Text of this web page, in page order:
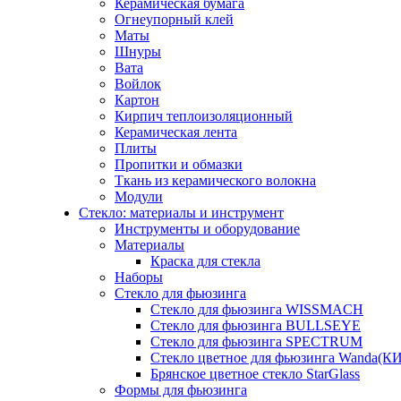
Керамическая бумага
Огнеупорный клей
Маты
Шнуры
Вата
Войлок
Картон
Кирпич теплоизоляционный
Керамическая лента
Плиты
Пропитки и обмазки
Ткань из керамического волокна
Модули
Стекло: материалы и инструмент
Инструменты и оборудование
Материалы
Краска для стекла
Наборы
Стекло для фьюзинга
Стекло для фьюзинга WISSMACH
Стекло для фьюзинга BULLSEYE
Стекло для фьюзинга SPECTRUM
Стекло цветное для фьюзинга
Брянское цветное стекло StarGlass
Формы для фьюзинга